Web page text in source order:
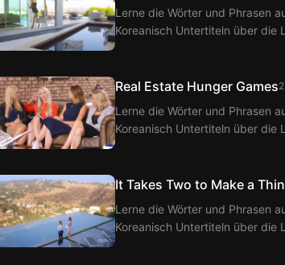
Lerne die Wörter und Phrasen
Koreanisch Untertiteln über die
Real Estate Hunger Games
Lerne die Wörter und Phrasen
Koreanisch Untertiteln über die
It Takes Two to Make a
Lerne die Wörter und Phrasen
Koreanisch Untertiteln über die